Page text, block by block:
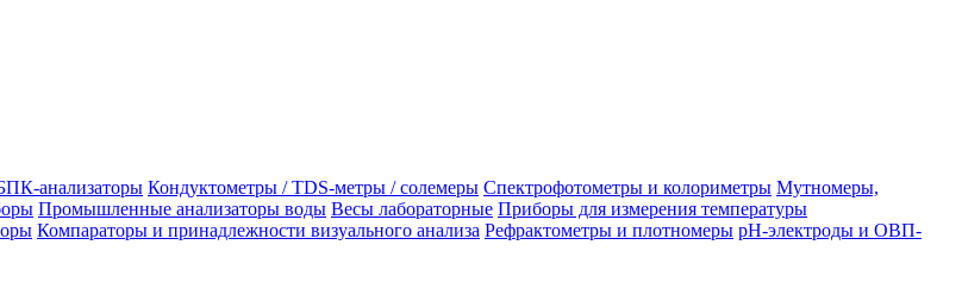
анализаторы Кондуктометры / TDS-метры / солемеры Спектрофотометры и колориметры Мутномеры,
Промышленные анализаторы воды Весы лабораторные Приборы для измерения температуры
Компараторы и принадлежности визуального анализа Рефрактометры и плотномеры pH-электроды и ОВП-